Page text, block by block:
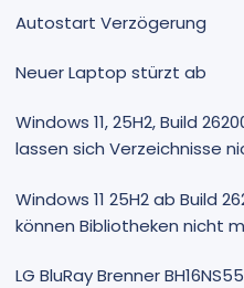
Autostart Verzögerung
Neuer Laptop stürzt ab
Windows 11, 25H2, Build
lassen sich Verzeichnisse
Windows 11 25H2 ab Build
können Bibliotheken nicht
LG BluRay Brenner